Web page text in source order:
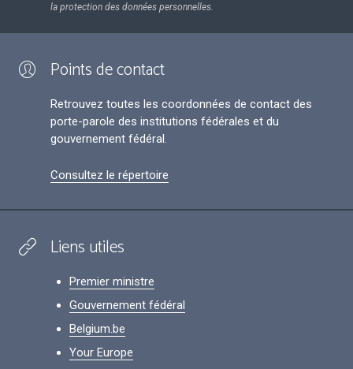
la protection des données personnelles.
Points de contact
Retrouvez toutes les coordonnées de contact des
porte-parole des institutions fédérales et du
gouvernement fédéral.
Consultez le répertoire
Liens utiles
Premier ministre
Gouvernement fédéral
Belgium.be
Your Europe